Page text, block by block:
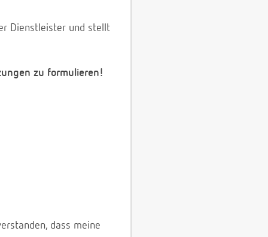
Dienstleister und stellt
zu formulieren!
dass meine